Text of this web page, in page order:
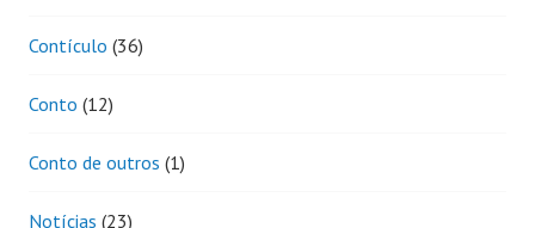
Contículo (36)
Conto (12)
Conto de outros (1)
Notícias (23)